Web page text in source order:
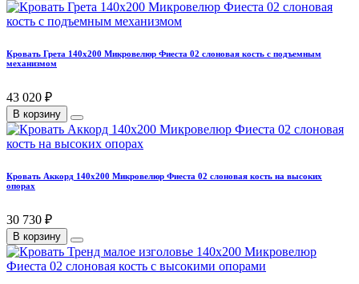
Кровать Грета 140х200 Микровелюр Фиеста 02 слоновая кость с подъемным
механизмом
43 020 ₽
В корзину
Кровать Аккорд 140х200 Микровелюр Фиеста 02 слоновая кость на высоких
опорах
30 730 ₽
В корзину